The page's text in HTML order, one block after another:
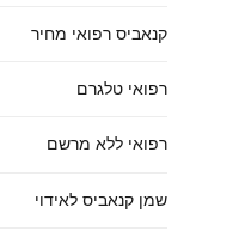
קנאביס רפואי מחיר
רפואי טלגרם
רפואי ללא מרשם
שמן קנאביס לאידוי